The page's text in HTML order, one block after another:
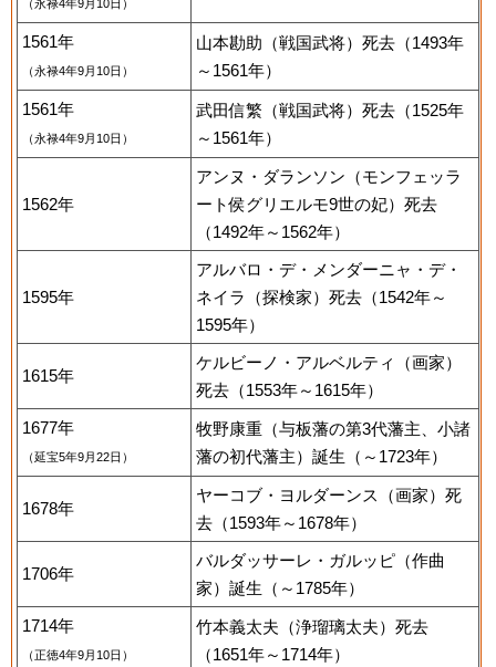
（永禄4年9月10日）
1561年
（永禄4年9月10日）
山本勘助（戦国武将）死去（1493年
～1561年）
1561年
（永禄4年9月10日）
武田信繁（戦国武将）死去（1525年
～1561年）
1562年
アンヌ・ダランソン（モンフェッラ
ート侯グリエルモ9世の妃）死去
（1492年～1562年）
1595年
アルバロ・デ・メンダーニャ・デ・
ネイラ（探検家）死去（1542年～
1595年）
1615年
ケルビーノ・アルベルティ（画家）
死去（1553年～1615年）
1677年
（延宝5年9月22日）
牧野康重（与板藩の第3代藩主、小諸
藩の初代藩主）誕生（～1723年）
1678年
ヤーコブ・ヨルダーンス（画家）死
去（1593年～1678年）
1706年
バルダッサーレ・ガルッピ（作曲
家）誕生（～1785年）
1714年
（正徳4年9月10日）
竹本義太夫（浄瑠璃太夫）死去
（1651年～1714年）